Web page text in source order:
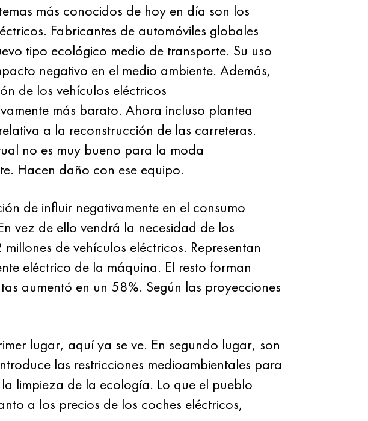
más conocidos de hoy en día son los
Fabricantes de automóviles globales
tipo ecológico medio de transporte. Su uso
negativo en el medio ambiente. Además,
de los vehículos eléctricos
más barato. Ahora incluso plantea
a la reconstrucción de las carreteras.
no es muy bueno para la moda
Hacen daño con ese equipo.
de influir negativamente en el consumo
vez de ello vendrá la necesidad de los
de vehículos eléctricos. Representan
eléctrico de la máquina. El resto forman
aumentó en un 58%. Según las proyecciones
lugar, aquí ya se ve. En segundo lugar, son
las restricciones medioambientales para
limpieza de la ecología. Lo que el pueblo
a los precios de los coches eléctricos,